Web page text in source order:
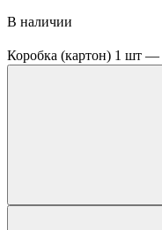
В наличии
Коробка (картон) 1 шт —